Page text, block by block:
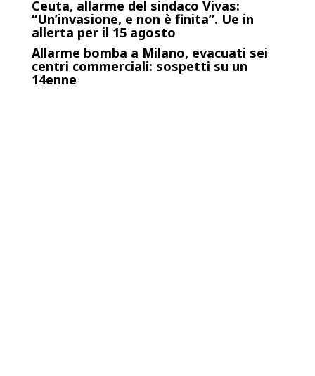
Ceuta, allarme del sindaco Vivas:
“Un’invasione, e non è finita”. Ue in
allerta per il 15 agosto
Allarme bomba a Milano, evacuati sei
centri commerciali: sospetti su un
14enne